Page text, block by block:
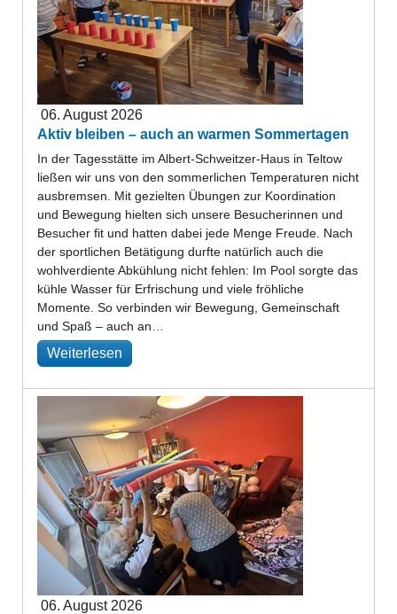
06. August 2026
Aktiv bleiben – auch an warmen Sommertagen
In der Tagesstätte im Albert-Schweitzer-Haus in Teltow
ließen wir uns von den sommerlichen Temperaturen nicht
ausbremsen. Mit gezielten Übungen zur Koordination
und Bewegung hielten sich unsere Besucherinnen und
Besucher fit und hatten dabei jede Menge Freude. Nach
der sportlichen Betätigung durfte natürlich auch die
wohlverdiente Abkühlung nicht fehlen: Im Pool sorgte das
kühle Wasser für Erfrischung und viele fröhliche
Momente. So verbinden wir Bewegung, Gemeinschaft
und Spaß – auch an…
Weiterlesen
06. August 2026